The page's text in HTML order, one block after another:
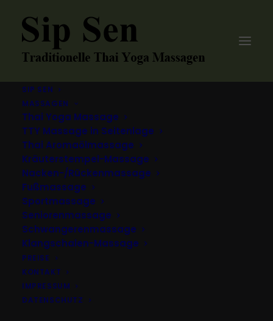
SIP SEN
MASSAGEN
Thai Yoga Massage
TTY Massage in Seitenlage
Thai Aromaölmassage
Kräuterstempel-Massage
Nacken-/Rückenmassage
Fußmassage
Sportmassage
Seniorenmassage
Schwangerenmassage
Klangschalen-Massage
PREISE
KONTAKT
IMPRESSUM
DATENSCHUTZ